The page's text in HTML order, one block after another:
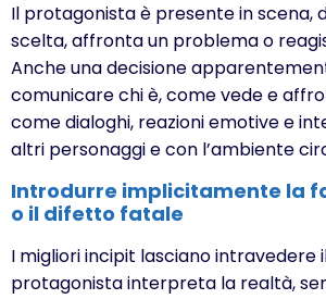
Il protagonista è presente in scena,
scelta, affronta un problema o
Anche una decisione
comunicare chi è, come vede e
come dialoghi, reazioni emotive e
altri personaggi e con l’ambiente
Introdurre implicitamente la
o il difetto fatale
I migliori incipit lasciano intravedere
protagonista interpreta la realtà,